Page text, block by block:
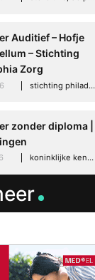
Auditief – Hofje
– Stichting
Zorg
stichting philadelphia zorg, den haag
zonder diploma |
koninklijke kentalis, scheveningen